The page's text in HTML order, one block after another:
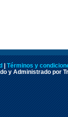
| Términos y
y Administrado por